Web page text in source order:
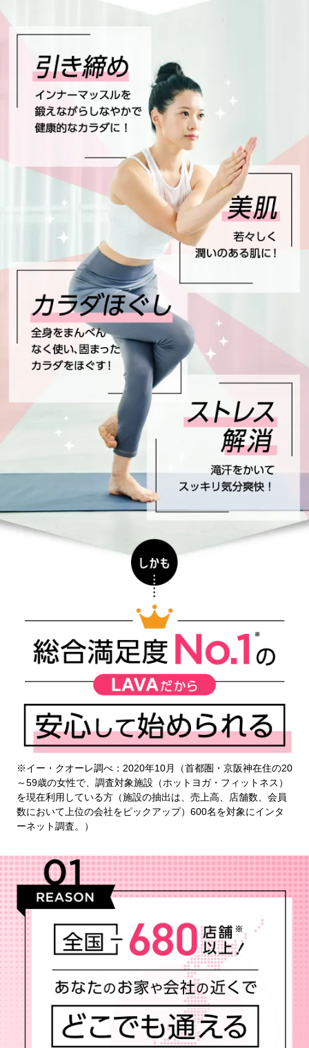
※イー・クオーレ調べ：2020年10月（首都圏・京阪神在住の20
～59歳の女性で、調査対象施設（ホットヨガ・フィットネス）
を現在利用している方（施設の抽出は、売上高、店舗数、会員
数において上位の会社をピックアップ）600名を対象にインタ
ーネット調査。）